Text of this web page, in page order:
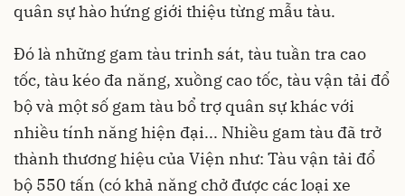
quân sự hào hứng giới thiệu từng mẫu tàu.
Đó là những gam tàu trinh sát, tàu tuần tra cao
tốc, tàu kéo đa năng, xuồng cao tốc, tàu vận tải đổ
bộ và một số gam tàu bổ trợ quân sự khác với
nhiều tính năng hiện đại... Nhiều gam tàu đã trở
thành thương hiệu của Viện như: Tàu vận tải đổ
bộ 550 tấn (có khả năng chở được các loại xe